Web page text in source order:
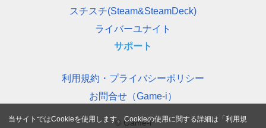
スチスチ(Steam&SteamDeck)
ライバーユナイト
サポート
利用規約・プライバシーポリシー
お問合せ（Game-i）
© Game-i
当サイトではCookieを使用します。Cookieの使用に関する詳細は「利用規